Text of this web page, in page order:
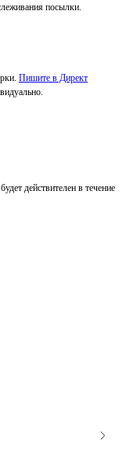
посылки.
Пишите в Директ
действителен в течение